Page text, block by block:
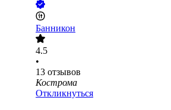
Банникон
4.5
•
13 отзывов
Кострома
Откликнуться